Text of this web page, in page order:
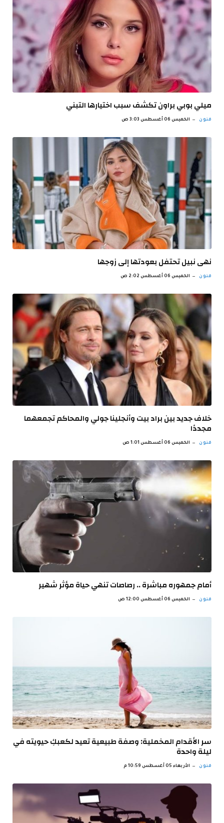
ميلي بوبي براون تكشف سبب اختيارها التبني
فنون الخميس 06 أغسطس 3:03 ص
نهى نبيل تحتفل بعودتها إلى زوجها
فنون الخميس 06 أغسطس 2:02 ص
خلاف جديد بين براد بيت وأنجلينا جولي والمحاكم تجمعهما
مجددًا
فنون الخميس 06 أغسطس 1:01 ص
أمام جمهوره مباشرة .. رصاصات تنهي حياة مؤثر شهير
فنون الخميس 06 أغسطس 12:00 ص
سر الأقدام المخملية: وصفة طبيعية تعيد لكعبكِ حيويته في
ليلة واحدة
فنون الأربعاء 05 أغسطس 10:59 م